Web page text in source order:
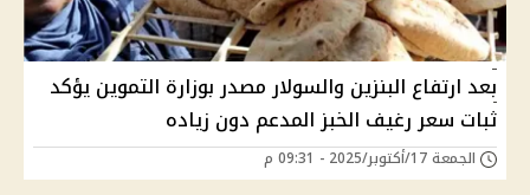
بعد ارتفاع البنزين والسولار مصدر بوزارة التموين يؤكد
ثبات سعر رغيف الخبز المدعم دون زياده
الجمعة 17/أكتوبر/2025 - 09:31 م